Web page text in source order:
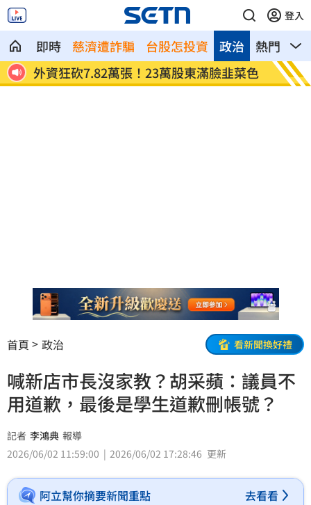
登入
即時 慈濟遭詐騙 台股怎投資 熱門 影
政治
色
竹聯幫元老病逝2個月 演員兒吐心中遺憾
顧立
作
首頁 政治 看新聞換好禮
喊新店市長沒家教？胡采蘋：議員不
用道歉，最後是學生道歉刪帳號？
記者 李鴻典 報導
2026/06/02 11:59:00
2026/06/02 17:28:46 更新
阿立幫你摘要新聞重點 去看看